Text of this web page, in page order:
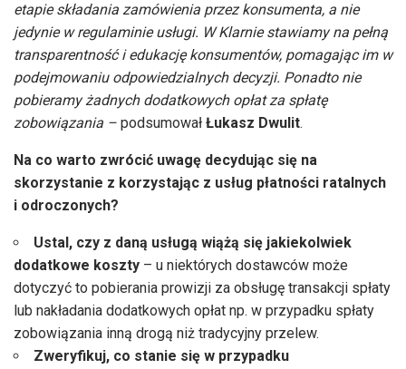
etapie składania zamówienia przez konsumenta, a nie
jedynie w regulaminie usługi. W Klarnie stawiamy na pełną
transparentność i edukację konsumentów, pomagając im w
podejmowaniu odpowiedzialnych decyzji. Ponadto nie
pobieramy żadnych dodatkowych opłat za spłatę
zobowiązania – podsumował Łukasz Dwulit.
Na co warto zwrócić uwagę decydując się na
skorzystanie z korzystając z usług płatności ratalnych
i odroczonych?
Ustal, czy z daną usługą wiążą się jakiekolwiek
dodatkowe koszty – u niektórych dostawców może
dotyczyć to pobierania prowizji za obsługę transakcji spłaty
lub nakładania dodatkowych opłat np. w przypadku spłaty
zobowiązania inną drogą niż tradycyjny przelew.
Zweryfikuj, co stanie się w przypadku